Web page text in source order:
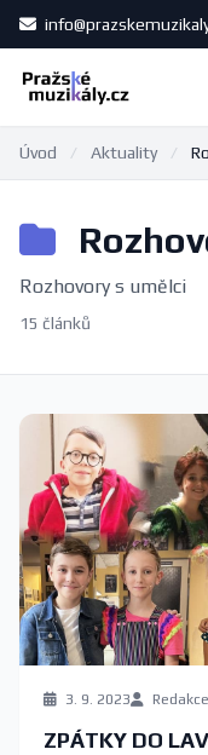
Úvod / Aktuality /
Rozhovory s umělci
15 článků
3. 9. 2023 Redakce
ZPÁTKY DO